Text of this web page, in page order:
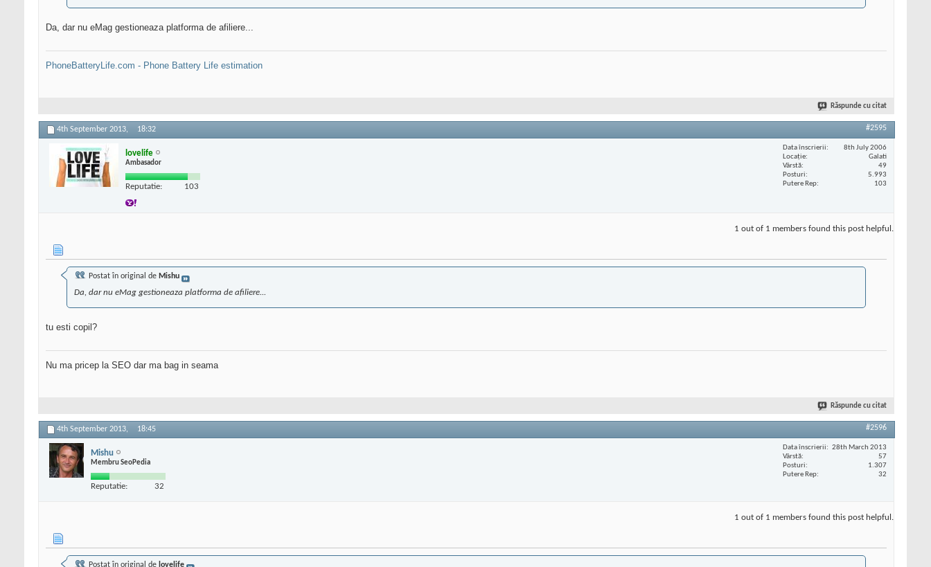
Da, dar nu eMag gestioneaza platforma de afiliere...
PhoneBatteryLife.com - Phone Battery Life estimation
Răspunde cu citat
4th September 2013, 18:32 #2595
lovelife
Ambasador
Reputatie: 103
Data înscrierii
8th July 2006
Locaţie
Galati
Vârstă
49
Posturi
5.993
Putere Rep
103
1 out of 1 members found this post helpful.
Postat în original de Mishu
Da, dar nu eMag gestioneaza platforma de afiliere...
tu esti copil?
Nu ma pricep la SEO dar ma bag in seama
Răspunde cu citat
4th September 2013, 18:45 #2596
Mishu
Membru SeoPedia
Reputatie: 32
Data înscrierii
28th March 2013
Vârstă
57
Posturi
1.307
Putere Rep
32
1 out of 1 members found this post helpful.
Postat în original de lovelife